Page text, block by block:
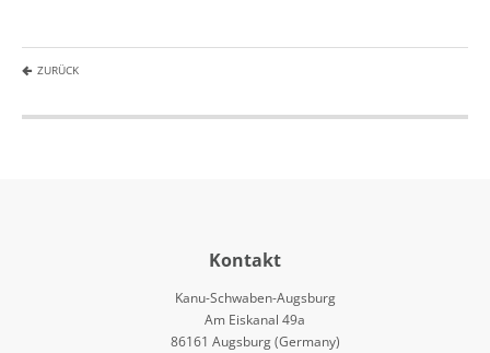
ZURÜCK
Kontakt
Kanu-Schwaben-Augsburg
Am Eiskanal 49a
86161 Augsburg (Germany)